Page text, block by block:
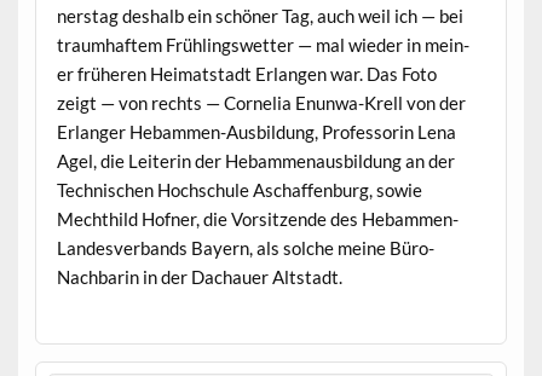
ner­stag deshalb ein schön­er Tag, auch weil ich — bei
traumhaftem Früh­lingswet­ter — mal wieder in mein­
er früheren Heimat­stadt Erlan­gen war. Das Foto
zeigt — von rechts — Cor­nelia Enun­wa-Krell von der
Erlanger Hebam­men-Aus­bil­dung, Pro­fes­sorin Lena
Agel, die Lei­t­erin der Hebam­me­naus­bil­dung an der
Tech­nis­chen Hochschule Aschaf­fen­burg, sowie
Mechthild Hofn­er, die Vor­sitzende des Hebam­men-
Lan­desver­bands Bay­ern, als solche meine Büro-
Nach­barin in der Dachauer Altstadt.